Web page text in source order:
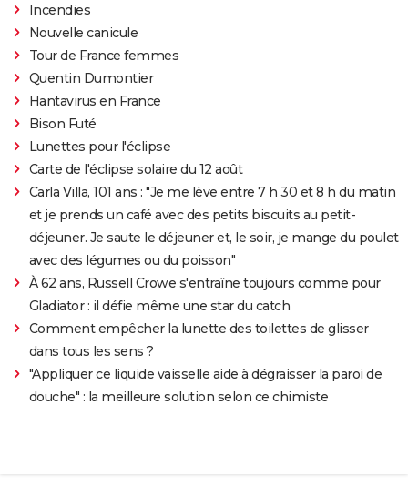
Incendies
Nouvelle canicule
Tour de France femmes
Quentin Dumontier
Hantavirus en France
Bison Futé
Lunettes pour l'éclipse
Carte de l'éclipse solaire du 12 août
Carla Villa, 101 ans : "Je me lève entre 7 h 30 et 8 h du matin
et je prends un café avec des petits biscuits au petit-
déjeuner. Je saute le déjeuner et, le soir, je mange du poulet
avec des légumes ou du poisson"
À 62 ans, Russell Crowe s'entraîne toujours comme pour
Gladiator : il défie même une star du catch
Comment empêcher la lunette des toilettes de glisser
dans tous les sens ?
"Appliquer ce liquide vaisselle aide à dégraisser la paroi de
douche" : la meilleure solution selon ce chimiste